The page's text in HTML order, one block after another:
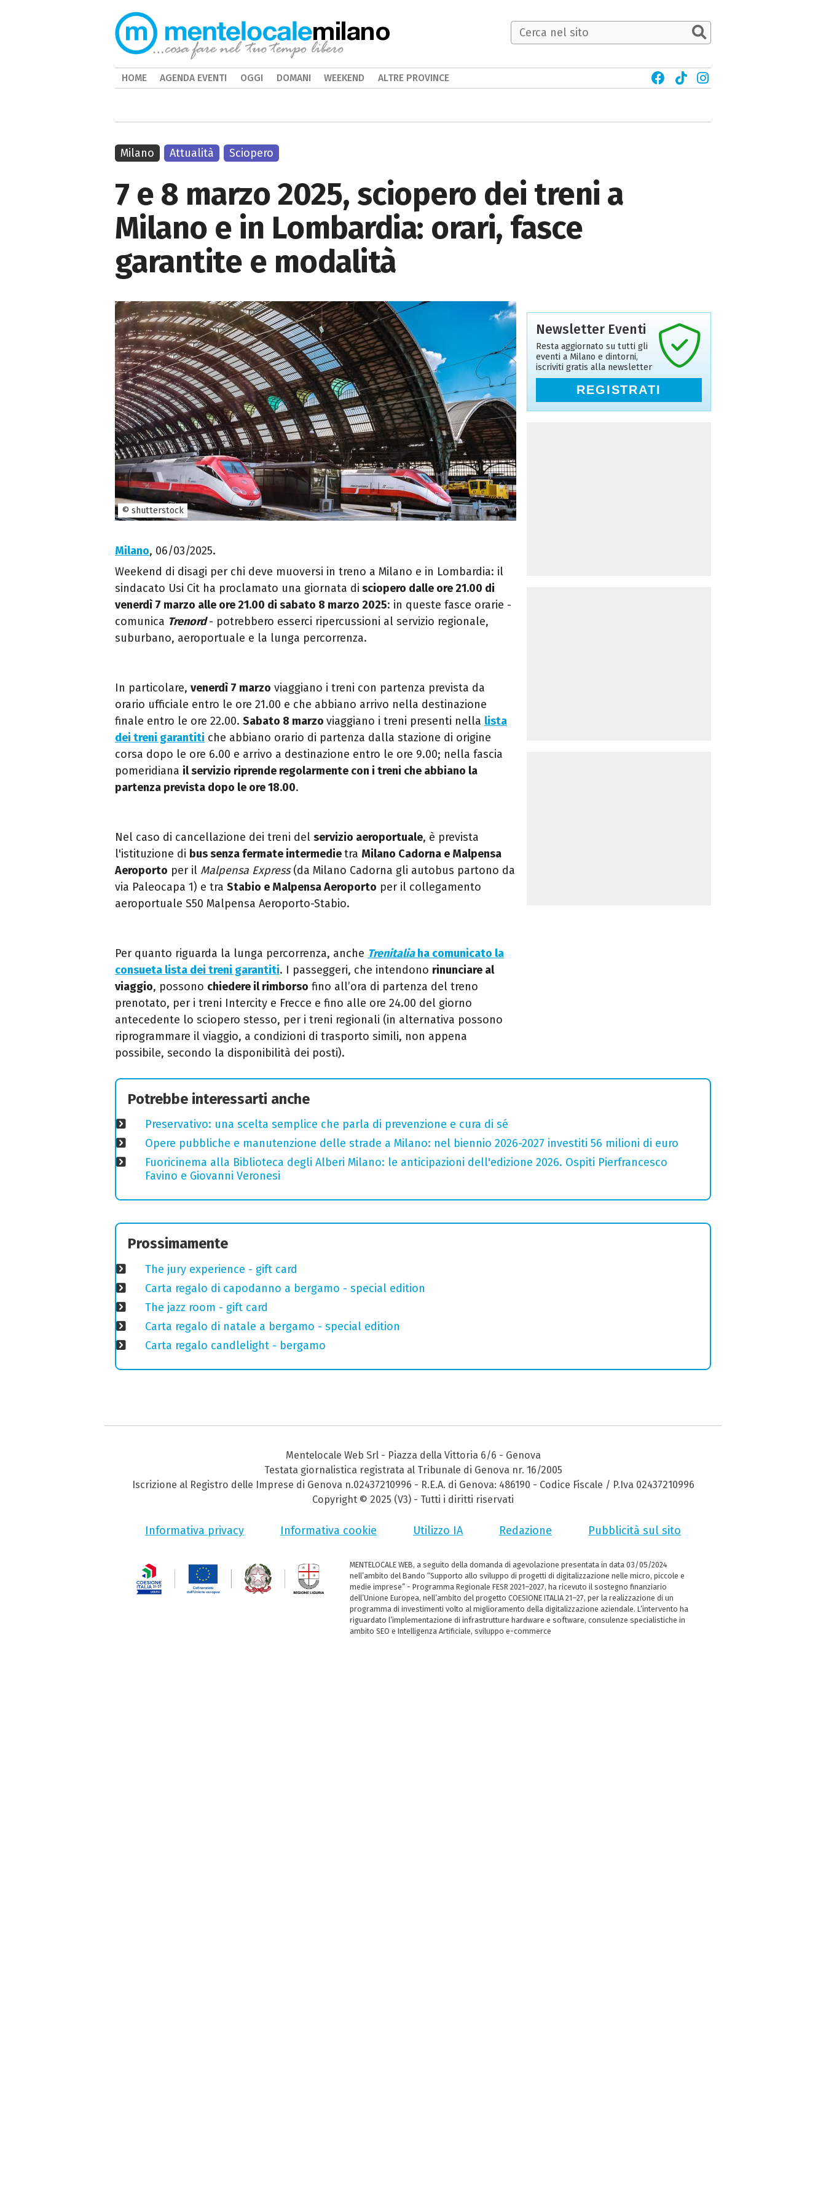
7 e 8 marzo 2025, sciopero dei treni a
Milano e in Lombardia: orari, fasce
garantite e modalità
© shutterstock
Milano, 06/03/2025.
Weekend di disagi per chi deve muoversi in treno a Milano e in Lombardia: il
sindacato Usi Cit ha proclamato una giornata di sciopero dalle ore 21.00 di
venerdì 7 marzo alle ore 21.00 di sabato 8 marzo 2025: in queste fasce orarie -
comunica Trenord- potrebbero esserci ripercussioni al servizio regionale,
suburbano, aeroportuale e la lunga percorrenza.
In particolare, venerdì 7 marzo viaggiano i treni con partenza prevista da
orario ufficiale entro le ore 21.00 e che abbiano arrivo nella destinazione
finale entro le ore 22.00. Sabato 8 marzo viaggiano i treni presenti nella lista
dei treni garantiti che abbiano orario di partenza dalla stazione di origine
corsa dopo le ore 6.00 e arrivo a destinazione entro le ore 9.00; nella fascia
pomeridiana il servizio riprende regolarmente con i treni che abbiano la
partenza prevista dopo le ore 18.00.
Nel caso di cancellazione dei treni del servizio aeroportuale, è prevista
l'istituzione di bus senza fermate intermedietra Milano Cadorna e Malpensa
Aeroporto per il Malpensa Express(da Milano Cadorna gli autobus partono da
via Paleocapa 1) e tra Stabio e Malpensa Aeroporto per il collegamento
aeroportuale S50 Malpensa Aeroporto-Stabio.
Per quanto riguarda la lunga percorrenza, anche Trenitaliaha comunicato la
consueta lista dei treni garantiti. I passeggeri, che intendono rinunciare al
viaggio, possono chiedere il rimborso fino all’ora di partenza del treno
prenotato, per i treni Intercity e Frecce e fino alle ore 24.00 del giorno
antecedente lo sciopero stesso, per i treni regionali (in alternativa possono
riprogrammare il viaggio, a condizioni di trasporto simili, non appena
possibile, secondo la disponibilità dei posti).
Milano Attualità Sciopero
Newsletter Eventi
Resta aggiornato su tutti gli
eventi a Milano e dintorni,
iscriviti gratis alla newsletter
REGISTRATI
Potrebbe interessarti anche
Preservativo: una scelta semplice che parla di prevenzione e cura di sé
Opere pubbliche e manutenzione delle strade a Milano: nel biennio 2026-2027 investiti 56 milioni di euro
Fuoricinema alla Biblioteca degli Alberi Milano: le anticipazioni dell'edizione 2026. Ospiti Pierfrancesco
Favino e Giovanni Veronesi
Prossimamente
The jury experience - gift card
Carta regalo di capodanno a bergamo - special edition
The jazz room - gift card
Carta regalo di natale a bergamo - special edition
Carta regalo candlelight - bergamo
milano
HOME AGENDA EVENTI OGGI DOMANI WEEKEND ALTRE PROVINCE
Mentelocale Web Srl - Piazza della Vittoria 6/6 - Genova
Testata giornalistica registrata al Tribunale di Genova nr. 16/2005
Iscrizione al Registro delle Imprese di Genova n.02437210996 - R.E.A. di Genova: 486190 - Codice Fiscale / P.Iva 02437210996
Copyright © 2025 (V3) - Tutti i diritti riservati
Informativa privacy Informativa cookie Utilizzo IA Redazione Pubblicità sul sito
MENTELOCALE WEB, a seguito della domanda di agevolazione presentata in data 03/05/2024
nell’ambito del Bando “Supporto allo sviluppo di progetti di digitalizzazione nelle micro, piccole e
medie imprese” - Programma Regionale FESR 2021–2027, ha ricevuto il sostegno finanziario
dell’Unione Europea, nell’ambito del progetto COESIONE ITALIA 21–27, per la realizzazione di un
programma di investimenti volto al miglioramento della digitalizzazione aziendale. L’intervento ha
riguardato l’implementazione di infrastrutture hardware e software, consulenze specialistiche in
ambito SEO e Intelligenza Artificiale, sviluppo e-commerce